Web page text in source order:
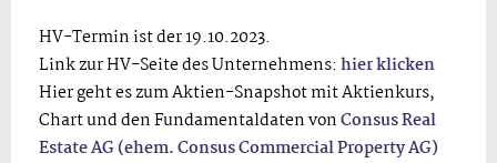
HV-Termin ist der 19.10.2023.
Link zur HV-Seite des Unternehmens: hier klicken
Hier geht es zum Aktien-Snapshot mit Aktienkurs,
Chart und den Fundamentaldaten vonConsus Real
Estate AG (ehem. Consus Commercial Property AG)